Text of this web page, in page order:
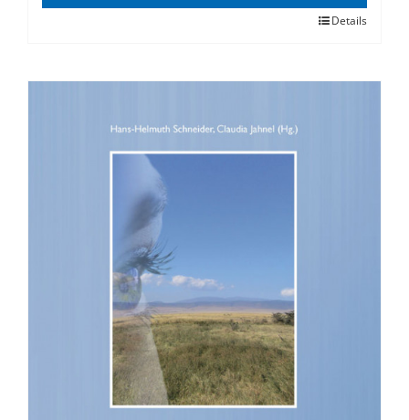
Details